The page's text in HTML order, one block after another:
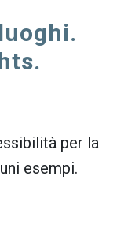
per la
esempi.